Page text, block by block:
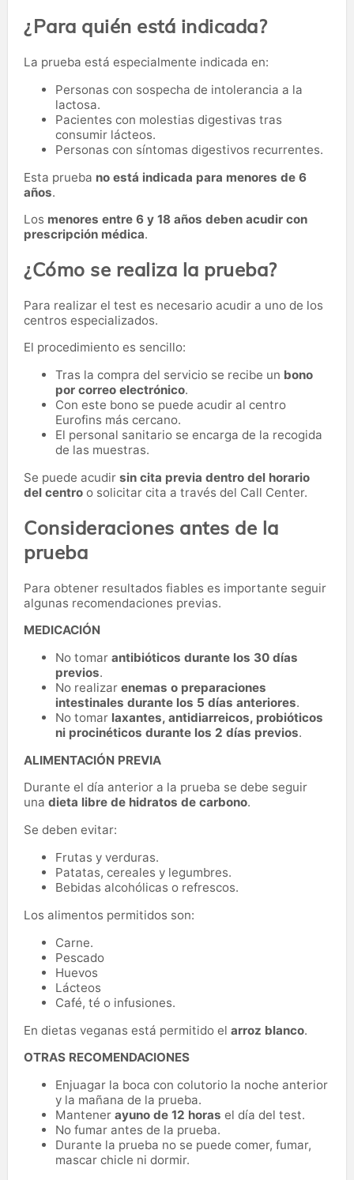
¿Para quién está indicada?
La prueba está especialmente indicada en:
Personas con sospecha de intolerancia a la
lactosa.
Pacientes con molestias digestivas tras
consumir lácteos.
Personas con síntomas digestivos recurrentes.
Esta prueba no está indicada para menores de 6
años.
Los menores entre 6 y 18 años deben acudir con
prescripción médica.
¿Cómo se realiza la prueba?
Para realizar el test es necesario acudir a uno de los
centros especializados.
El procedimiento es sencillo:
Tras la compra del servicio se recibe un bono
por correo electrónico.
Con este bono se puede acudir al centro
Eurofins más cercano.
El personal sanitario se encarga de la recogida
de las muestras.
Se puede acudir sin cita previa dentro del horario
del centro o solicitar cita a través del Call Center.
Consideraciones antes de la
prueba
Para obtener resultados fiables es importante seguir
algunas recomendaciones previas.
MEDICACIÓN
No tomar antibióticos durante los 30 días
previos.
No realizar enemas o preparaciones
intestinales durante los 5 días anteriores.
No tomar laxantes, antidiarreicos, probióticos
ni procinéticos durante los 2 días previos.
ALIMENTACIÓN PREVIA
Durante el día anterior a la prueba se debe seguir
una dieta libre de hidratos de carbono.
Se deben evitar:
Frutas y verduras.
Patatas, cereales y legumbres.
Bebidas alcohólicas o refrescos.
Los alimentos permitidos son:
Carne.
Pescado
Huevos
Lácteos
Café, té o infusiones.
En dietas veganas está permitido el arroz blanco.
OTRAS RECOMENDACIONES
Enjuagar la boca con colutorio la noche anterior
y la mañana de la prueba.
Mantener ayuno de 12 horas el día del test.
No fumar antes de la prueba.
Durante la prueba no se puede comer, fumar,
mascar chicle ni dormir.